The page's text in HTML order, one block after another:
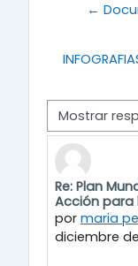
←
Modo de
Re: Plan
Acción para
por maria
diciembre de
Número de